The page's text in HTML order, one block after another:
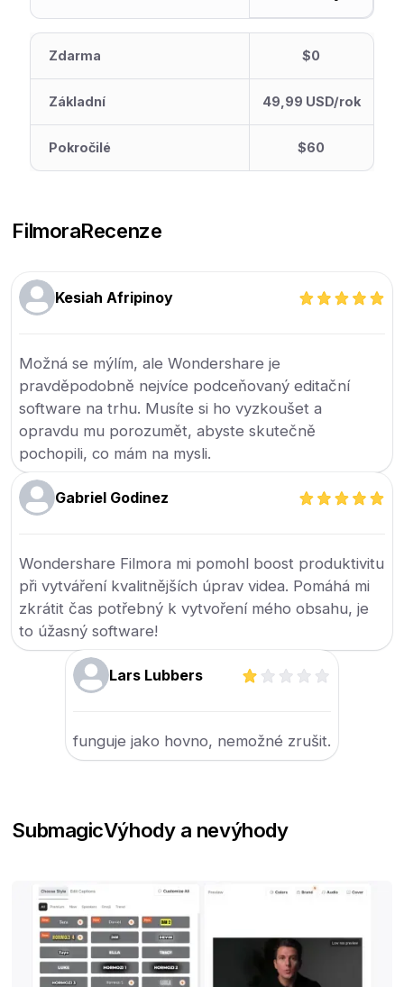
Zdarma $0
Základní 49,99 USD/rok
Pokročilé $60
FilmoraRecenze
Kesiah Afripinoy
Možná se mýlím, ale Wondershare je
pravděpodobně nejvíce podceňovaný editační
software na trhu. Musíte si ho vyzkoušet a
opravdu mu porozumět, abyste skutečně
pochopili, co mám na mysli.
Gabriel Godinez
Wondershare Filmora mi pomohl boost produktivitu
při vytváření kvalitnějších úprav videa. Pomáhá mi
zkrátit čas potřebný k vytvoření mého obsahu, je
to úžasný software!
Lars Lubbers
funguje jako hovno, nemožné zrušit.
SubmagicVýhody a nevýhody